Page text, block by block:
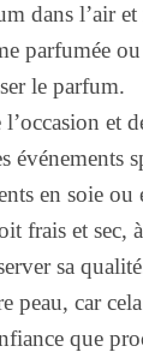
dans l’air et
parfumée
le parfum.
et
en soie ou
frais et sec,
sa
car
que